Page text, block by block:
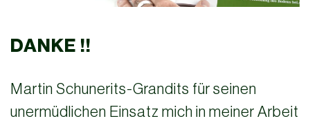
DANKE !!
Martin Schunerits-Grandits für seinen
unermüdlichen Einsatz mich in meiner Arbeit